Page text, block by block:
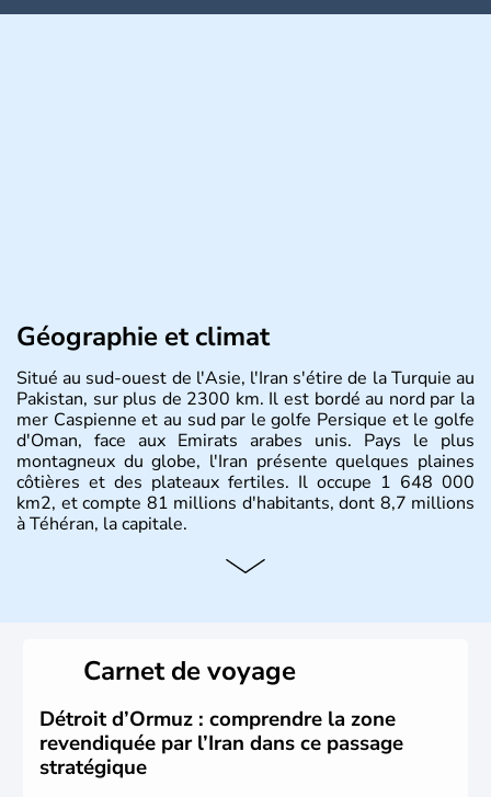
Géographie et climat
Situé au sud-ouest de l'Asie, l'Iran s'étire de la Turquie au
Pakistan, sur plus de 2300 km. Il est bordé au nord par la
mer Caspienne et au sud par le golfe Persique et le golfe
d'Oman, face aux Emirats arabes unis. Pays le plus
montagneux du globe, l'Iran présente quelques plaines
côtières et des plateaux fertiles. Il occupe 1 648 000
km2, et compte 81 millions d'habitants, dont 8,7 millions
à Téhéran, la capitale.
Carnet de voyage
Détroit d’Ormuz : comprendre la zone
revendiquée par l’Iran dans ce passage
stratégique